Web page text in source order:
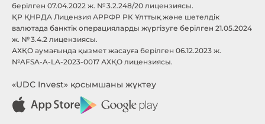
берілген 07.04.2022 ж. № 3.2.248/20 лицензиясы.
ҚР ҚНРДА Лицензия АРРФР РК Ұлттық және шетелдік
валютада банктік операцияларды жүргізуге берілген 21.05.2024
ж. № 3.4.2 лицензиясы.
АХҚО аумағында қызмет жасауға берілген 06.12.2023 ж.
№AFSA-A-LA-2023-0017 АХҚО лицензиясы.
«UDC Invest» қосымшаны жүктеу